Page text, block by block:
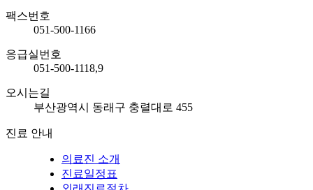
팩스번호
051-500-1166
응급실번호
051-500-1118,9
오시는길
부산광역시 동래구 충렬대로 455
진료 안내
의료진 소개
진료일정표